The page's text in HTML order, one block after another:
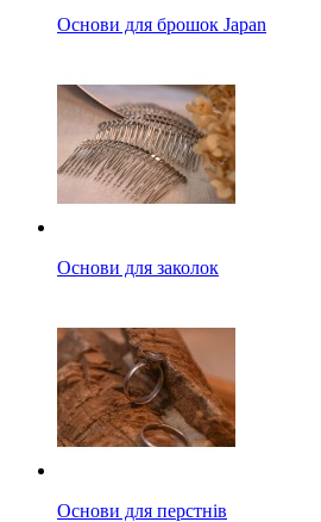
Основи для брошок Japan
Основи для заколок
Основи для перстнів